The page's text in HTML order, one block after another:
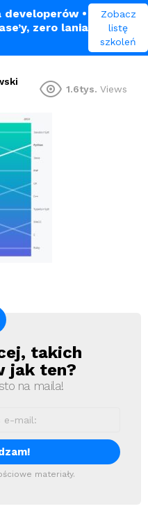
developerów•
zero lania
Zobacz
listę
szkoleń
1.6tys. Views
takich
jak ten?
na maila!
materiały.